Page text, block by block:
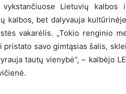
Lietuvių kalbos
kalbos, bet dalyvauja
vakarėlis. „Tokio renginio
savo gimtąsias šalis,
tautų vienybė“, – kalbėjo